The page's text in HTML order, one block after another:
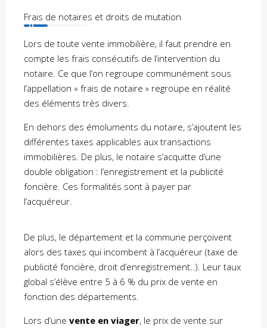
Frais de notaires et droits de mutation
Lors de toute vente immobilière, il faut prendre en
compte les frais consécutifs de l’intervention du
notaire. Ce que l’on regroupe communément sous
l’appellation « frais de notaire » regroupe en réalité
des éléments très divers.
En dehors des émoluments du notaire, s’ajoutent les
différentes taxes applicables aux transactions
immobilières. De plus, le notaire s’acquitte d’une
double obligation : l’enregistrement et la publicité
foncière. Ces formalités sont à payer par
l’acquéreur.
De plus, le département et la commune perçoivent
alors des taxes qui incombent à l’acquéreur (taxe de
publicité foncière, droit d’enregistrement..). Leur taux
global s’élève entre 5 à 6 % du prix de vente en
fonction des départements.
Lors d’une vente en viager, le prix de vente sur